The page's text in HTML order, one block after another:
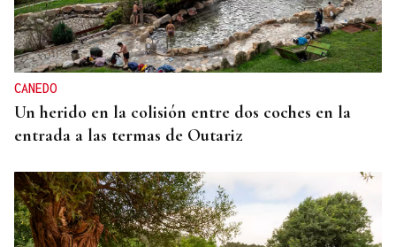
CANEDO
Un herido en la colisión entre dos coches en la
entrada a las termas de Outariz